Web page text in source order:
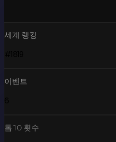
세계 랭킹
이벤트
톱10 횟수